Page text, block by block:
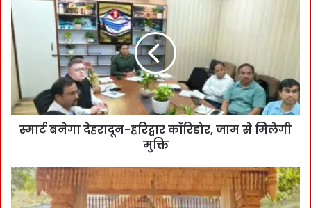
स्मार्ट बनेगा देहरादून-हरिद्वार कॉरिडोर, जाम से मिलेगी
मुक्ति